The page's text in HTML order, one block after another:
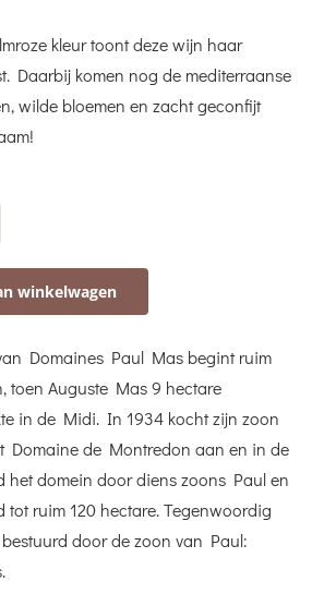
kleur toont deze wijn haar
Daarbij komen nog de mediterraanse
wilde bloemen en zacht geconfijt
winkelwagen
Domaines Paul Mas begint ruim
toen Auguste Mas 9 hectare
in de Midi. In 1934 kocht zijn zoon
Domaine de Montredon aan en in de
het domein door diens zoons Paul en
tot ruim 120 hectare. Tegenwoordig
door de zoon van Paul: